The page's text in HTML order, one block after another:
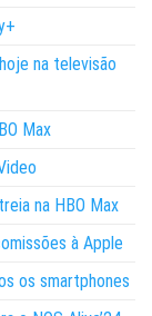
na televisão
Max
na HBO Max
à Apple
os smartphones